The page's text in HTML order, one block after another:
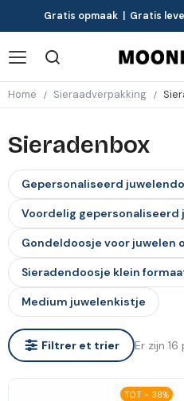
Gratis opmaak | Gratis
Home Sieraadverpakking
Sieradenbox
Gepersonaliseerd
Voordelig gepersonaliseerd
Gondeldoosje voor juwelen
Sieradendoosje klein
Medium juwelenkistje
Filtrer et trier Er zijn
TOT - 38%